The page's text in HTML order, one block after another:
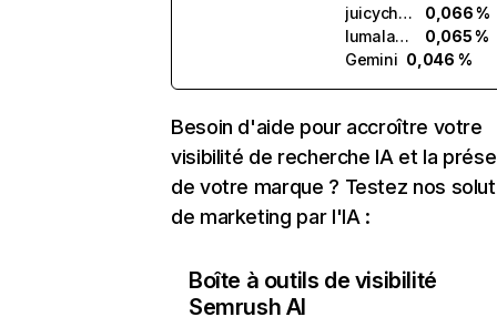
juicychat.ai
0,066 %
lumalabs.ai
0,065 %
Gemini 0,046 %
Besoin d'aide pour accroître votre
visibilité de recherche IA et la
de votre marque ? Testez nos
de marketing par l'IA :
Boîte à outils de visibilité
Semrush AI